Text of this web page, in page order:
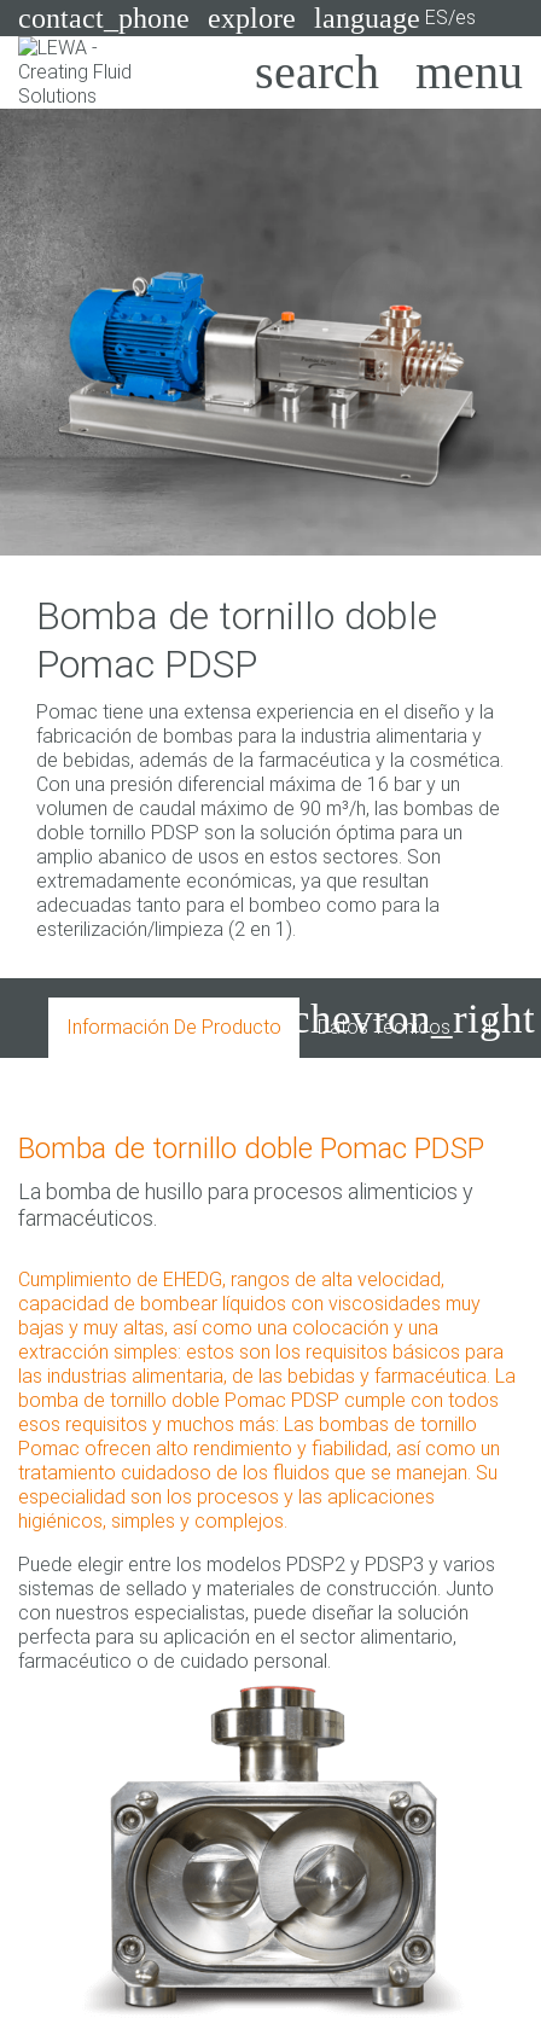
contact_phone explore language ES/es
Bombas
Sistemas
Industrias
Aplicaciones
Servicios
Asesoramiento
Tecnologías
Bomba de tornillo doble
Pomac PDSP
Pomac tiene una extensa experiencia en el diseño y la
fabricación de bombas para la industria alimentaria y
de bebidas, además de la farmacéutica y la cosmética.
Con una presión diferencial máxima de 16 bar y un
volumen de caudal máximo de 90 m³/h, las bombas de
doble tornillo PDSP son la solución óptima para un
amplio abanico de usos en estos sectores. Son
extremadamente económicas, ya que resultan
adecuadas tanto para el bombeo como para la
esterilización/limpieza (2 en 1).
Información De Producto Datos Técnicos
chevron_right
Bomba de tornillo doble Pomac PDSP
La bomba de husillo para procesos alimenticios y
farmacéuticos.
Cumplimiento de EHEDG, rangos de alta velocidad,
capacidad de bombear líquidos con viscosidades muy
bajas y muy altas, así como una colocación y una
extracción simples: estos son los requisitos básicos para
las industrias alimentaria, de las bebidas y farmacéutica. La
bomba de tornillo doble Pomac PDSP cumple con todos
esos requisitos y muchos más: Las bombas de tornillo
Pomac ofrecen alto rendimiento y fiabilidad, así como un
tratamiento cuidadoso de los fluidos que se manejan. Su
especialidad son los procesos y las aplicaciones
higiénicos, simples y complejos.
Puede elegir entre los modelos PDSP2 y PDSP3 y varios
sistemas de sellado y materiales de construcción. Junto
con nuestros especialistas, puede diseñar la solución
perfecta para su aplicación en el sector alimentario,
farmacéutico o de cuidado personal.